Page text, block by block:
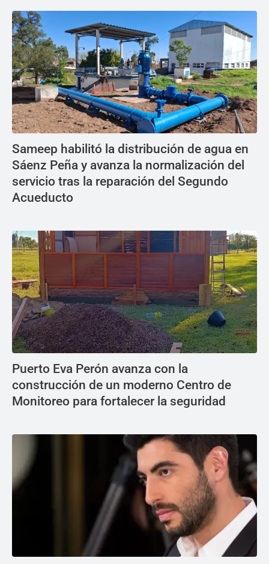
Sameep habilitó la distribución de agua en
Sáenz Peña y avanza la normalización del
servicio tras la reparación del Segundo
Acueducto
Puerto Eva Perón avanza con la
construcción de un moderno Centro de
Monitoreo para fortalecer la seguridad